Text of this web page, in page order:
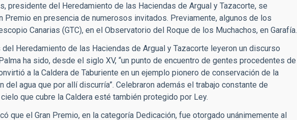
presidente del Heredamiento de las Haciendas de Argual y Tazacorte, se
Premio en presencia de numerosos invitados. Previamente, algunos de los
Canarias (GTC), en el Observatorio del Roque de los Muchachos, en Garafía.
Heredamiento de las Haciendas de Argual y Tazacorte leyeron un discurso
ha sido, desde el siglo XV, “un punto de encuentro de gentes procedentes de
a la Caldera de Taburiente en un ejemplo pionero de conservación de la
agua que por allí discurría”. Celebraron además el trabajo constante de
que cubre la Caldera esté también protegido por Ley.
que el Gran Premio, en la categoría Dedicación, fue otorgado unánimemente al